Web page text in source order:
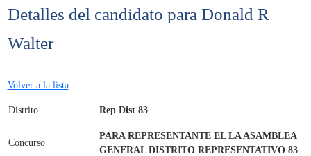
Detalles del candidato para Donald R
Walter
Volver a la lista
Distrito Rep Dist 83
Concurso
PARA REPRESENTANTE EL LA ASAMBLEA
GENERAL DISTRITO REPRESENTATIVO 83